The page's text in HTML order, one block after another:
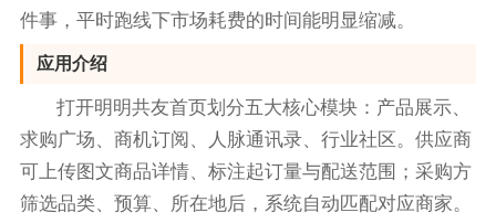
件事，平时跑线下市场耗费的时间能明显缩减。
应用介绍
打开明明共友首页划分五大核心模块：产品展示、
求购广场、商机订阅、人脉通讯录、行业社区。供应商
可上传图文商品详情、标注起订量与配送范围；采购方
筛选品类、预算、所在地后，系统自动匹配对应商家。